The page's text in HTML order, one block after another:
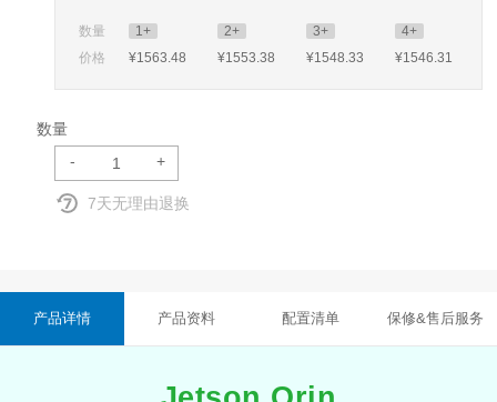
数量 1+ 2+ 3+
4+
价格
¥1563.48 ¥1553.38 ¥1548.33 ¥1546.31
数量
-
+
7天无理由退换
产品详情 产品资料 配置清单 保修&售后服务